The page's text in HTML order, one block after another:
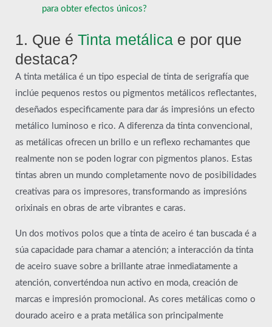
para obter efectos únicos?
1. Que é Tinta metálica e por que
destaca?
A tinta metálica é un tipo especial de tinta de serigrafía que
inclúe pequenos restos ou pigmentos metálicos reflectantes,
deseñados especificamente para dar ás impresións un efecto
metálico luminoso e rico. A diferenza da tinta convencional,
as metálicas ofrecen un brillo e un reflexo rechamantes que
realmente non se poden lograr con pigmentos planos. Estas
tintas abren un mundo completamente novo de posibilidades
creativas para os impresores, transformando as impresións
orixinais en obras de arte vibrantes e caras.
Un dos motivos polos que a tinta de aceiro é tan buscada é a
súa capacidade para chamar a atención; a interacción da tinta
de aceiro suave sobre a brillante atrae inmediatamente a
atención, converténdoa nun activo en moda, creación de
marcas e impresión promocional. As cores metálicas como o
dourado aceiro e a prata metálica son principalmente